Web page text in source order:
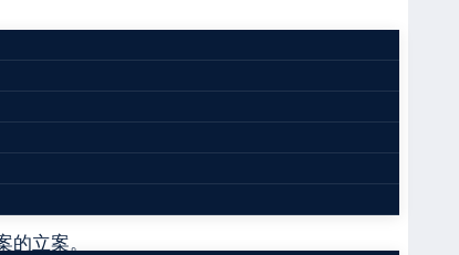
年来，特别是《行政执法机关移送涉嫌犯罪
工作得到加强，一大批危害社会主义市场经
移、有案难移、以罚代刑的问题仍然比较突
立案。